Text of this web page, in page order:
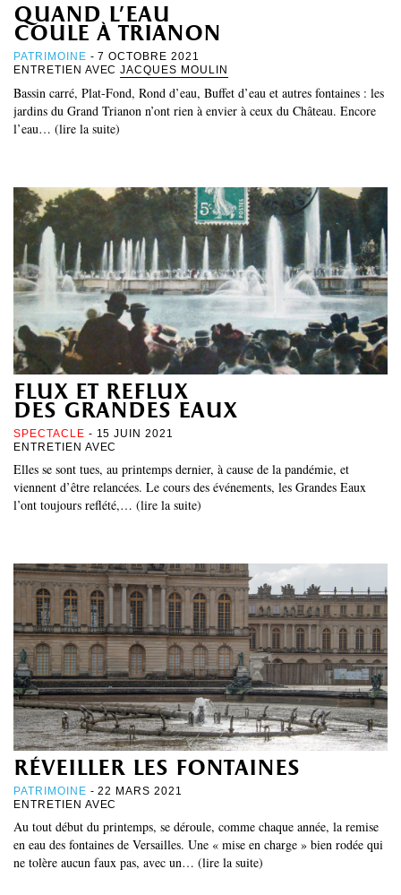
quand l’eau
coule à trianon
PATRIMOINE - 7 OCTOBRE 2021
ENTRETIEN AVECJACQUES MOULIN
Bassin carré, Plat-Fond, Rond d’eau, Buffet d’eau et autres fontaines : les
jardins du Grand Trianon n’ont rien à envier à ceux du Château. Encore
l’eau… (lire la suite)
flux et reflux
des grandes eaux
SPECTACLE - 15 JUIN 2021
ENTRETIEN AVEC
Elles se sont tues, au printemps dernier, à cause de la pandémie, et
viennent d’être relancées. Le cours des événements, les Grandes Eaux
l’ont toujours reflété,… (lire la suite)
réveiller les fontaines
PATRIMOINE - 22 MARS 2021
ENTRETIEN AVEC
Au tout début du printemps, se déroule, comme chaque année, la remise
en eau des fontaines de Versailles. Une « mise en charge » bien rodée qui
ne tolère aucun faux pas, avec un… (lire la suite)